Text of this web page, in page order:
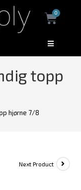
0
topp
hjørne 7/8
Next Product